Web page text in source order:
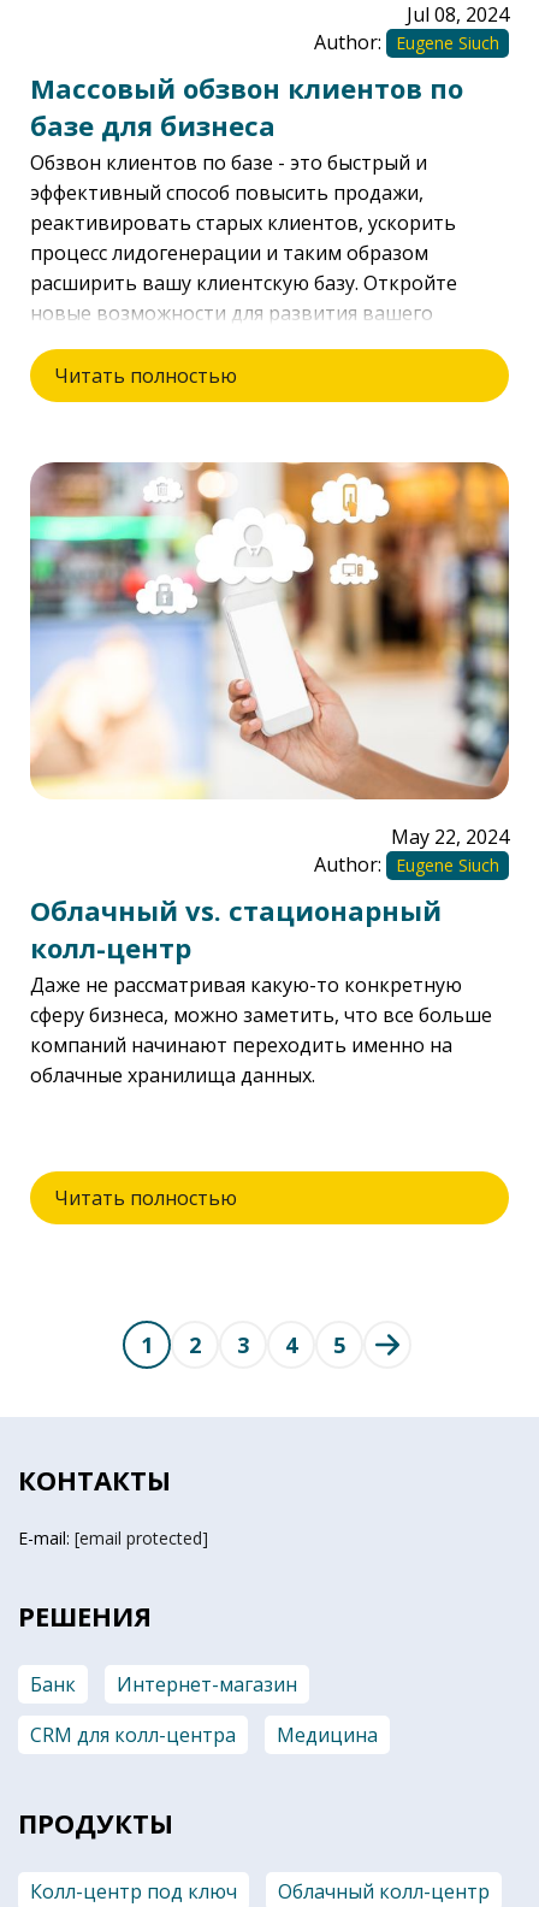
Jul 08, 2024
Author:
Eugene Siuch
Массовый обзвон клиентов по
базе для бизнеса
Обзвон клиентов по базе - это быстрый и
эффективный способ повысить продажи,
реактивировать старых клиентов, ускорить
процесс лидогенерации и таким образом
расширить вашу клиентскую базу. Откройте
новые возможности для развития вашего
бизнеса, используя автоматический обзвон
клиентов от VoIPTime!
Читать полностью
May 22, 2024
Author:
Eugene Siuch
Облачный vs. стационарный
колл-центр
Даже не рассматривая какую-то конкретную
сферу бизнеса, можно заметить, что все больше
компаний начинают переходить именно на
облачные хранилища данных.
Читать полностью
1 2 3 4 5
КОНТАКТЫ
E-mail: [email protected]
РЕШЕНИЯ
Банк
Интернет-магазин
CRM для колл-центра
Медицина
ПРОДУКТЫ
Колл-центр под ключ Облачный колл-центр